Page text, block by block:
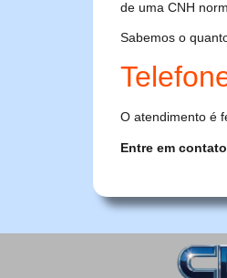
de uma CNH
Sabemos o
O atendimento é
Entre em contato